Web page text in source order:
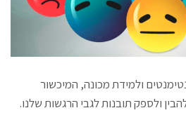
ולמידת מכונה, המיכשור
ולספק תובנות לגבי הרגשות שלנו.